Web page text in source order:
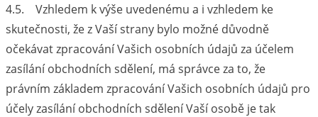
4.5. Vzhledem k výše uvedenému a i vzhledem ke
skutečnosti, že z Vaší strany bylo možné důvodně
očekávat zpracování Vašich osobních údajů za účelem
zasílání obchodních sdělení, má správce za to, že
právním základem zpracování Vašich osobních údajů pro
účely zasílání obchodních sdělení Vaší osobě je tak